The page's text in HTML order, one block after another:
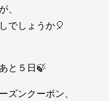
、
でしょうか🎈
と５日🍃
ズンクーポン、